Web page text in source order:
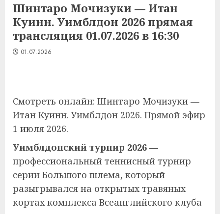
Шинтаро Мочизуки — Итан
Куинн. Уимблдон 2026 прямая
трансляция 01.07.2026 в 16:30
01.07.2026
Смотреть онлайн: Шинтаро Мочизуки —
Итан Куинн. Уимблдон 2026. Прямой эфир
1 июля 2026.
Уимблдонский турнир 2026 —
профессиональный теннисный турнир
серии Большого шлема, который
разыгрывался на открытых травяных
кортах комплекса Всеанглийского клуба